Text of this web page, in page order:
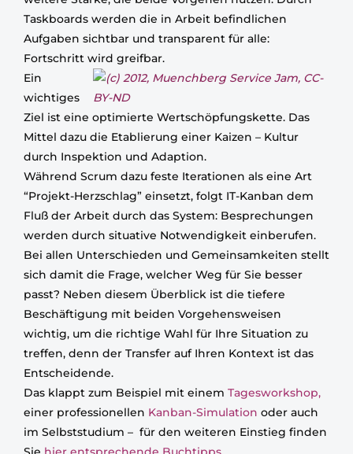
Taskboards werden die in Arbeit befindlichen
Aufgaben sichtbar und transparent für alle:
Fortschritt wird greifbar.
Ein
wichtiges
Ziel ist eine optimierte Wertschöpfungskette. Das
Mittel dazu die Etablierung einer Kaizen – Kultur
durch Inspektion und Adaption.
Während Scrum dazu feste Iterationen als eine Art
“Projekt-Herzschlag” einsetzt, folgt IT-Kanban dem
Fluß der Arbeit durch das System: Besprechungen
werden durch situative Notwendigkeit einberufen.
Bei allen Unterschieden und Gemeinsamkeiten stellt
sich damit die Frage, welcher Weg für Sie besser
passt? Neben diesem Überblick ist die tiefere
Beschäftigung mit beiden Vorgehensweisen
wichtig, um die richtige Wahl für Ihre Situation zu
treffen, denn der Transfer auf Ihren Kontext ist das
Entscheidende.
Das klappt zum Beispiel mit einem Tagesworkshop,
einer professionellen Kanban-Simulation oder auch
im Selbststudium – für den weiteren Einstieg finden